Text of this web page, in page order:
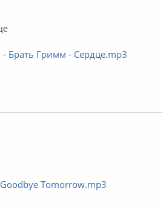
- Брать Гримм - Сердце.mp3
Tomorrow.mp3